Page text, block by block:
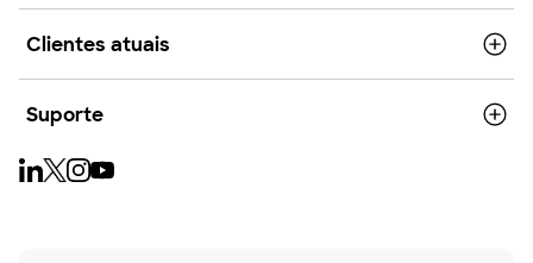
Clientes atuais
Suporte